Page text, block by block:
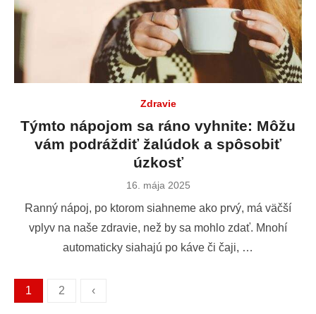
Zdravie
Týmto nápojom sa ráno vyhnite: Môžu
vám podráždiť žalúdok a spôsobiť
úzkosť
Publikované
16. mája 2025
Ranný nápoj, po ktorom siahneme ako prvý, má väčší
vplyv na naše zdravie, než by sa mohlo zdať. Mnohí
automaticky siahajú po káve či čaji, …
Stránkovanie
1 2 ‹